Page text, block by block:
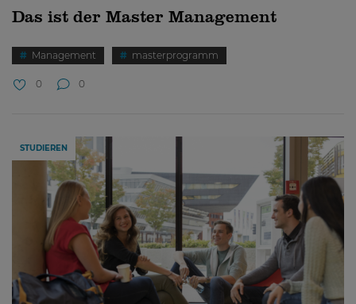
Das ist der Master Management
Management masterprogramm
0 0
STUDIEREN